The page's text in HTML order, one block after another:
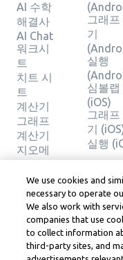
AI 수학
해결사
AI Chat
워크시
트
치트 시
트
계산기
그래프
계산기
지오메
트리 계
산기
솔루션
확인
그래프
기
실행
심볼랩
(iOS)
그래프
기
실행
©
We use cookies and
necessary to operate
We also work with
companies that use
to collect information
third-party sites, and